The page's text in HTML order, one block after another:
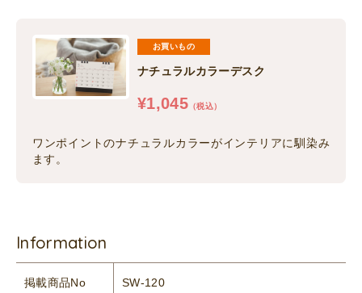
お買いもの
ナチュラルカラーデスク
¥1,045 （税込）
ワンポイントのナチュラルカラーがインテリアに馴染み
ます。
Information
掲載商品No SW-120